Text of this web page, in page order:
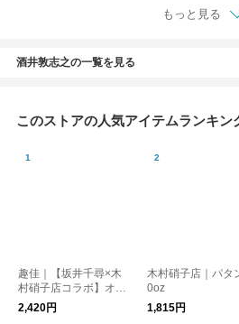
もっと見る
酒井敦志之の一覧を見る
このストアの人気アイテムランキン
趣佳｜【坂井千尋×木
村硝子店コラボ】オリ
ジナルタンブラー 森
と犬 棚猫
2,420円
木村硝子店｜パタ
0oz
1,815円